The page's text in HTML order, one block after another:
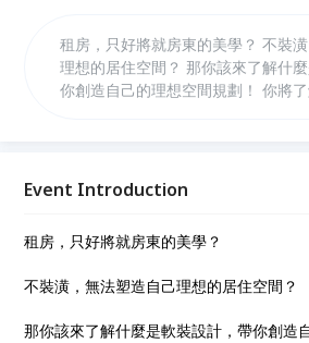
租房，只好將就房東的美學？ 不裝
理想的居住空間？ 那你該來了解什
你創造自己的理想空間規劃！ 你將了解，什麼是軟裝
Event Introduction
租房，只好將就房東的美學？
不裝潢，無法塑造自己理想的居住空間？
那你該來了解什麼是軟裝設計，帶你創造